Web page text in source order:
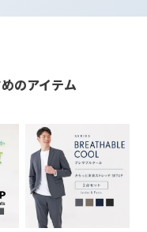
のアイテム